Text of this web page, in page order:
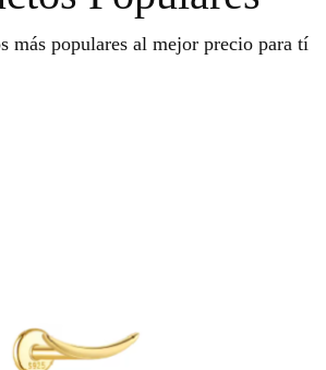
más populares al mejor precio para tí